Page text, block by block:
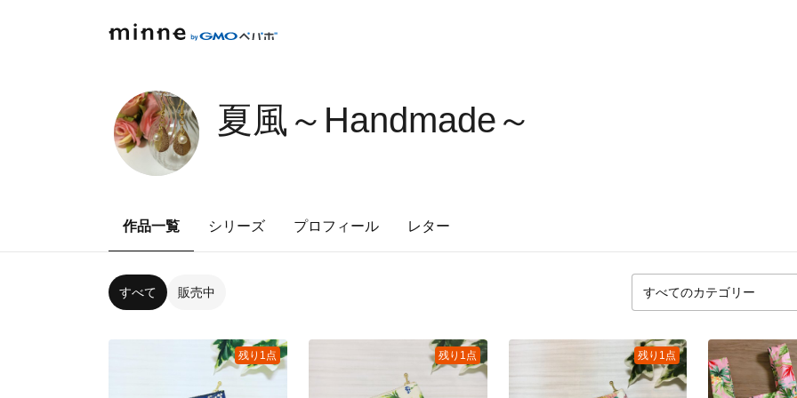
夏風～Handmade～
作品一覧 シリーズ プロフィール レター
すべて 販売中
残り1点 残り1点 残り1点